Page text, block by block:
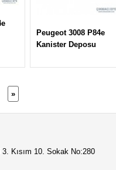
Peugeot 3008 P84e
Kanister Deposu
»
Kısım 10. Sokak No:280